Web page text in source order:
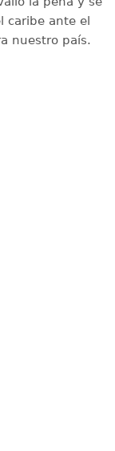
caribe ante el
nuestro país.